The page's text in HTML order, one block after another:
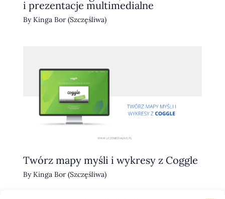
i prezentacje multimedialne
ByKinga Bor (Szczęśliwa)
Twórz mapy myśli i wykresy z Coggle
ByKinga Bor (Szczęśliwa)